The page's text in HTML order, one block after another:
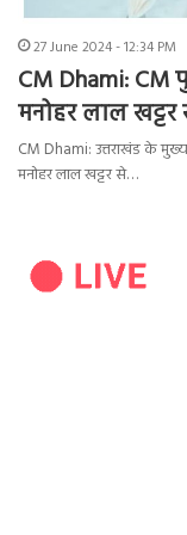
27 June 2024 - 12:34 PM
CM Dhami: CM
मनोहर लाल
CM Dhami: उत्तराखंंड के
मनोहर लाल खट्टर से…